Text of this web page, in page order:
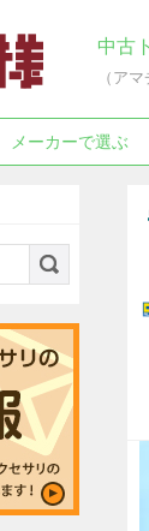
中古
（ア
メーカーで選ぶ